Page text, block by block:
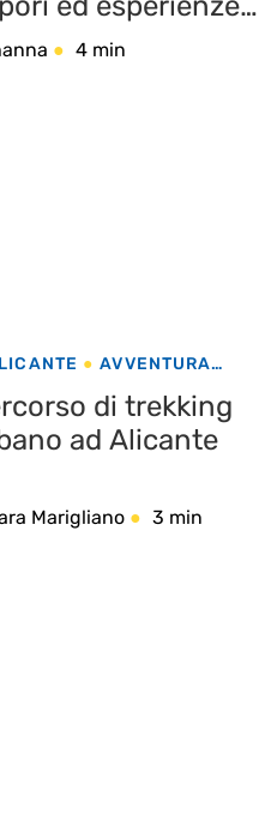
perdere
4 min
AVVENTURA
di trekking
ad Alicante
Marigliano 3 min